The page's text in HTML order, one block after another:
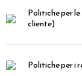
Politiche per
cliente)
Politiche per i